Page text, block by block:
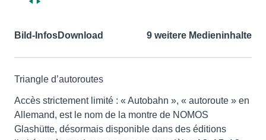
Bild-InfosDownload 9 weitere Medieninhalte
Triangle d’autoroutes
Accès strictement limité : « Autobahn », « autoroute » en
Allemand, est le nom de la montre de NOMOS
Glashütte, désormais disponible dans des éditions